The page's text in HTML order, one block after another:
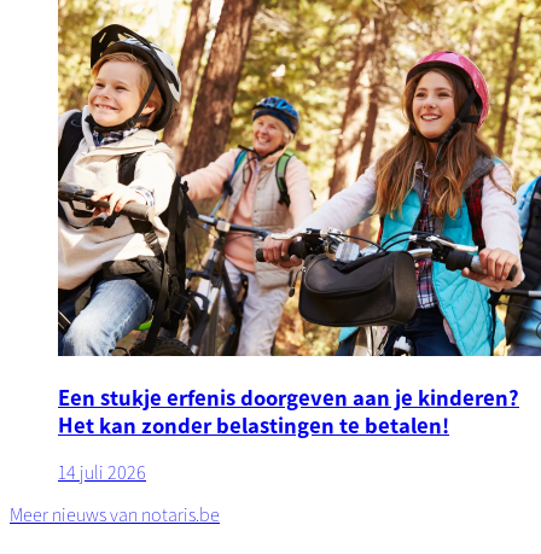
Een stukje erfenis doorgeven aan je kinderen?
Het kan zonder belastingen te betalen!
14 juli 2026
Meer nieuws van notaris.be